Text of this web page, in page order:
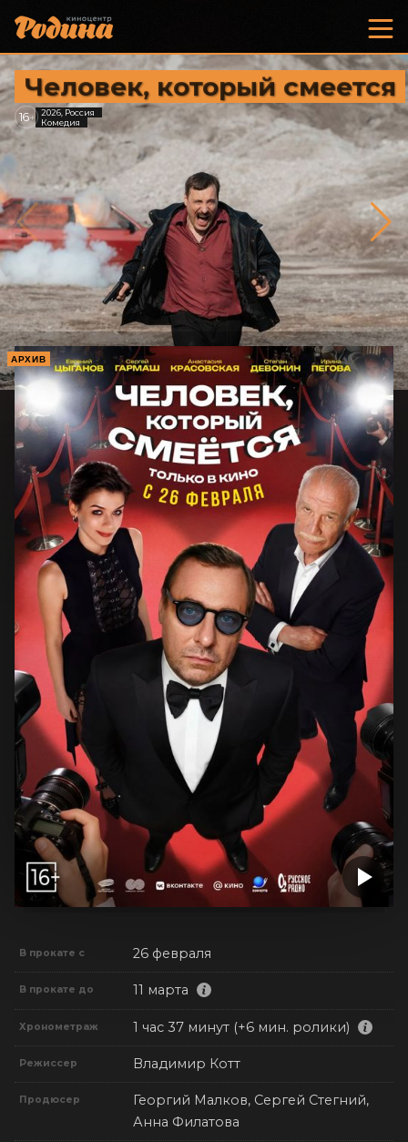
Человек, который смеется
16+
2026, Россия
Комедия
АРХИВ
В прокате с 26 февраля
В прокате до 11 марта
Хронометраж 1 час 37 минут (+6 мин. ролики)
Режиссер Владимир Котт
Продюсер
Георгий Малков, Сергей Стегний,
Анна Филатова